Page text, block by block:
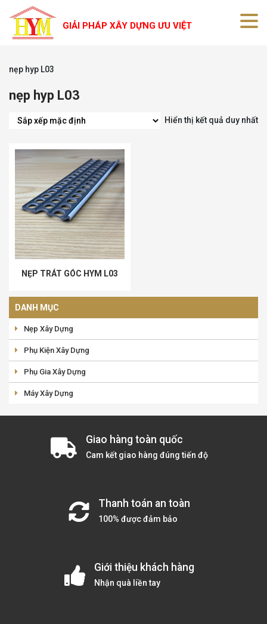
GIẢI PHÁP XÂY DỰNG ƯU VIỆT
nẹp hyp L03
nẹp hyp L03
Hiển thị kết quả duy nhất
NẸP TRÁT GÓC HYM L03
DANH MỤC
Nẹp Xây Dựng
Phụ Kiện Xây Dựng
Phụ Gia Xây Dựng
Máy Xây Dựng
Giao hàng toàn quốc
Cam kết giao hàng đúng tiến độ
Thanh toán an toàn
100% được đảm bảo
Giới thiệu khách hàng
Nhận quà liền tay